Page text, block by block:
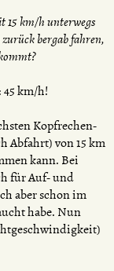
15 km/h unterwegs
bergab fahren,
45 km/h!
Kopfrechen-
Abfahrt) von 15 km
kann. Bei
für Auf- und
aber schon im
habe. Nun